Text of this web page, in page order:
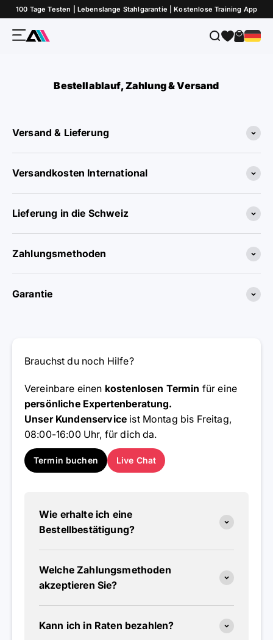
Zum Inhalt springen
100 Tage Testen | Lebenslange Stahlgarantie | Kostenlose Training App
MenüATLETICA Suche
Bestellablauf, Zahlung & Versand
Versand & Lieferung
Versandkosten International
Lieferung in die Schweiz
Zahlungsmethoden
Garantie
Brauchst du noch Hilfe?
Vereinbare einen kostenlosen Termin für eine
persönliche Expertenberatung.
Unser Kundenservice ist Montag bis Freitag,
08:00-16:00 Uhr, für dich da.
Termin buchen Live Chat
Wie erhalte ich eine
Bestellbestätigung?
Welche Zahlungsmethoden
akzeptieren Sie?
Kann ich in Raten bezahlen?